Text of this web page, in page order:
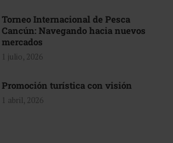
Torneo Internacional de Pesca
Cancún: Navegando hacia nuevos
mercados
1 julio, 2026
Promoción turística con visión
1 abril, 2026